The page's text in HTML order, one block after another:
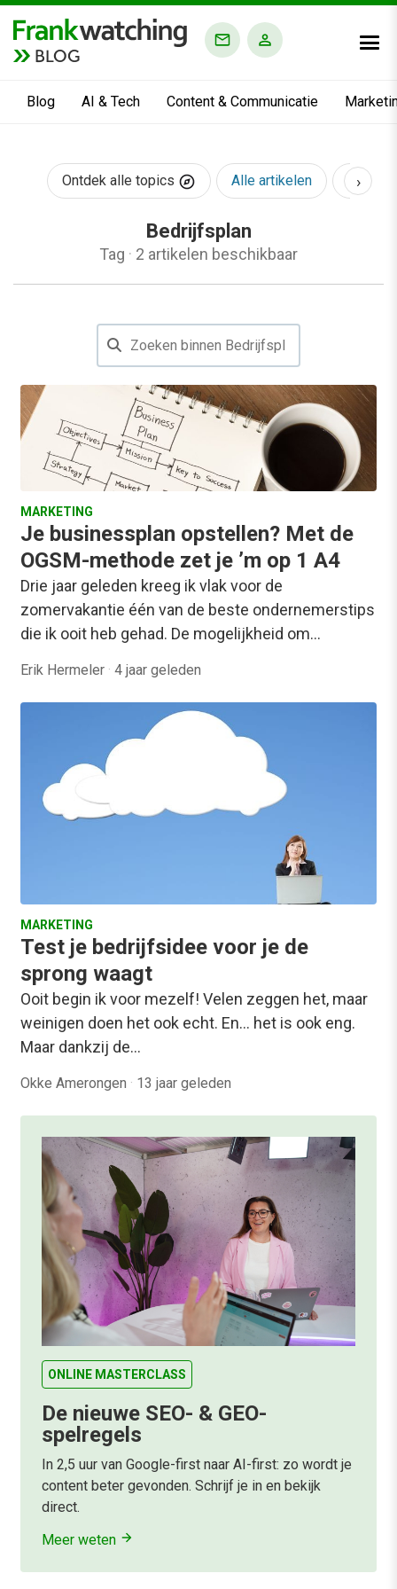
BLOG
Blog AI & Tech Content & Communicatie
Ontdek alle topics Alle artikelen AI &
›
Bedrijfsplan
Tag · 2 artikelen beschikbaar
MARKETING
Je businessplan opstellen? Met de
OGSM-methode zet je ’m op 1 A4
Drie jaar geleden kreeg ik vlak voor de
zomervakantie één van de beste ondernemerstips
die ik ooit heb gehad. De mogelijkheid om…
Erik Hermeler · 4 jaar geleden
MARKETING
Test je bedrijfsidee voor je de
sprong waagt
Ooit begin ik voor mezelf! Velen zeggen het, maar
weinigen doen het ook echt. En... het is ook eng.
Maar dankzij de…
Okke Amerongen · 13 jaar geleden
ONLINE MASTERCLASS
De nieuwe SEO- & GEO-
spelregels
In 2,5 uur van Google-first naar AI-first: zo wordt je
content beter gevonden. Schrijf je in en bekijk
direct.
Meer weten